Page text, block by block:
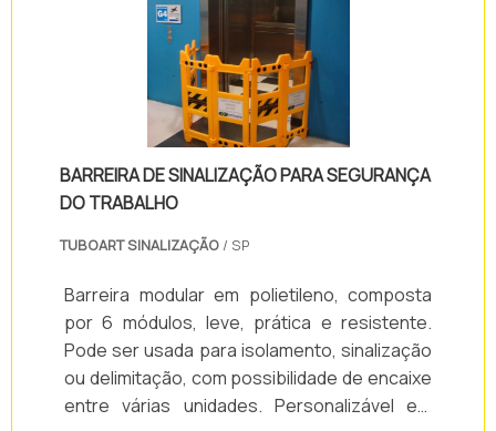
BARREIRA DE SINALIZAÇÃO PARA SEGURANÇA
DO TRABALHO
TUBOART SINALIZAÇÃO / SP
Barreira modular em polietileno, composta
por 6 módulos, leve, prática e resistente.
Pode ser usada para isolamento, sinalização
ou delimitação, com possibilidade de encaixe
entre várias unidades. Personalizável em